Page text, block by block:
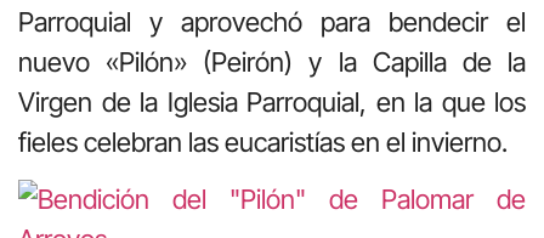
Parroquial y aprovechó para bendecir el
nuevo «Pilón» (Peirón) y la Capilla de la
Virgen de la Iglesia Parroquial, en la que los
fieles celebran las eucaristías en el invierno.